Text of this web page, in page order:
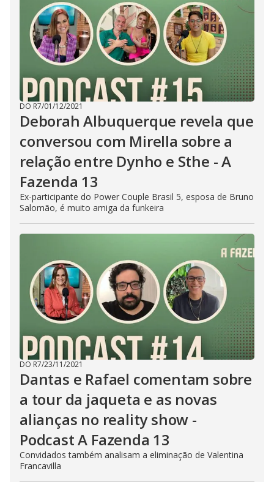
DO R7/01/12/2021
Deborah Albuquerque revela que
conversou com Mirella sobre a
relação entre Dynho e Sthe - A
Fazenda 13
Ex-participante do Power Couple Brasil 5, esposa de Bruno
Salomão, é muito amiga da funkeira
DO R7/23/11/2021
Dantas e Rafael comentam sobre
a tour da jaqueta e as novas
alianças no reality show -
Podcast A Fazenda 13
Convidados também analisam a eliminação de Valentina
Francavilla